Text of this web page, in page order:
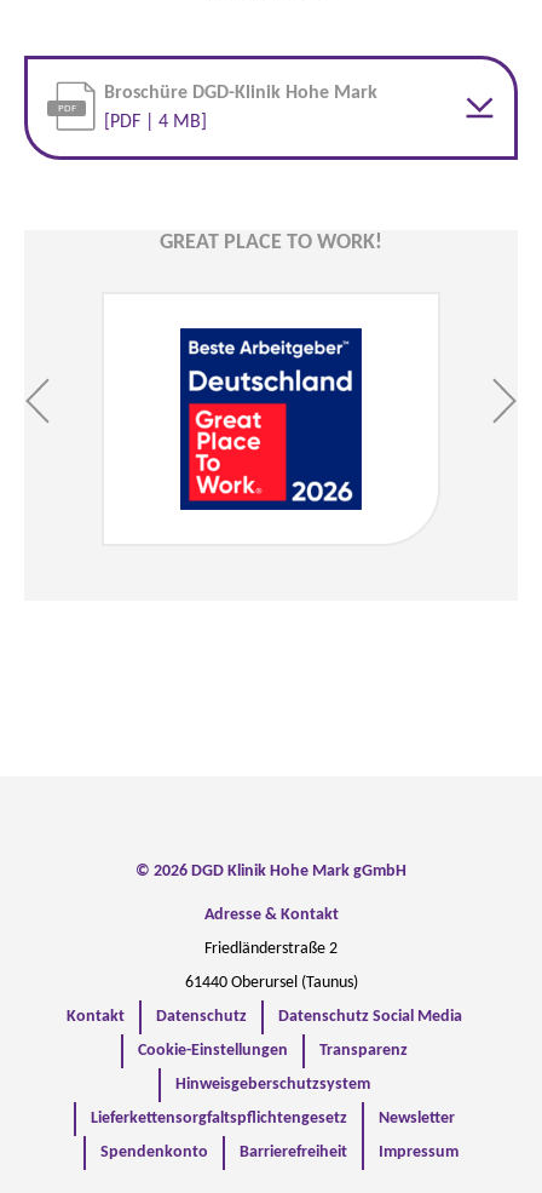
Broschüre DGD-Klinik Hohe Mark
[PDF | 4 MB]
GREAT PLACE TO WORK!
© 2026 DGD Klinik Hohe Mark gGmbH
Adresse & Kontakt
Friedländerstraße 2
61440 Oberursel (Taunus)
Kontakt
Datenschutz
Datenschutz Social Media
Cookie-Einstellungen
Transparenz
Hinweisgeberschutzsystem
Lieferkettensorgfaltspflichtengesetz
Newsletter
Spendenkonto
Barrierefreiheit Impressum